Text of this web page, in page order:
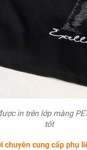
in trên lớp màng
tốt
chuyên cung cấp phụ